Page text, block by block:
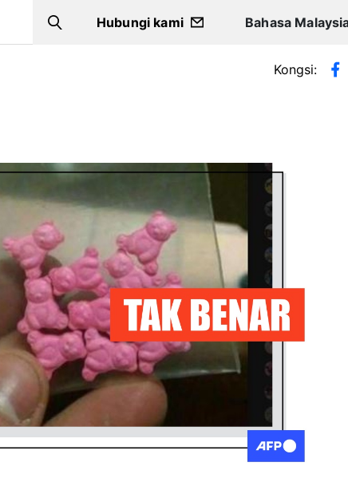
Search
Hubungi kami
Kongsi: